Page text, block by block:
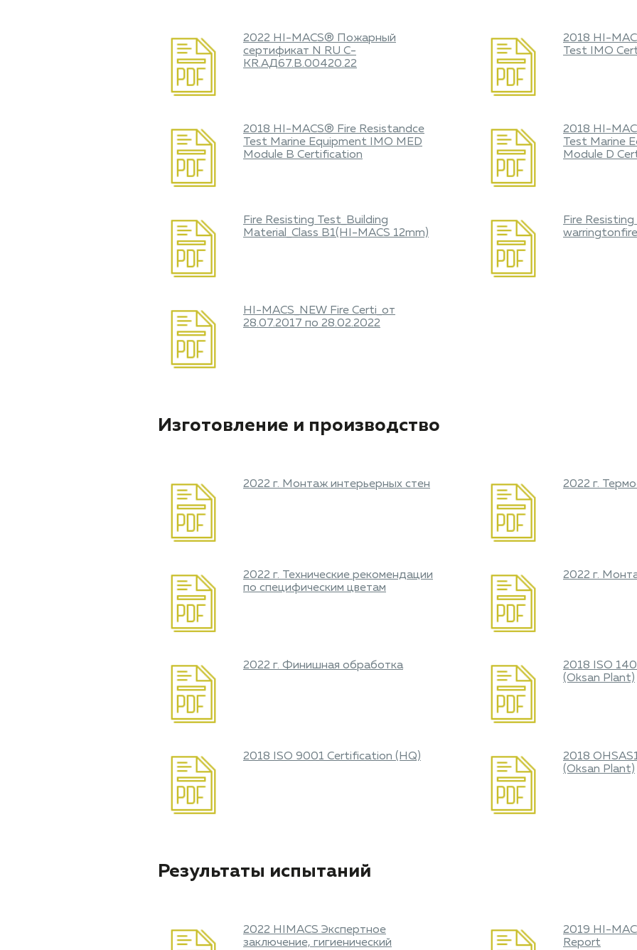
2022 HI-MACS® Пожарный
сертификат N RU С-
KR.АД67.В.00420.22
2018 HI-
Test IMO
2018 HI-MACS® Fire Resistandce
Test Marine Equipment IMO MED
Module B Certification
2018 HI-
Test Marine
Module D
Fire Resisting Test_Building
Material_Class B1(HI-MACS 12mm)
Fire
warringtonfire
HI-MACS_NEW Fire Certi_от
28.07.2017 по 28.02.2022
Изготовление и производство
2022 г. Монтаж интерьерных стен 2022 г.
2022 г. Технические рекомендации
по специфическим цветам
2022 г.
2022 г. Финишная обработка
2018 ISO
(Oksan Plant)
2018 ISO 9001 Certification (HQ)
2018
(Oksan Plant)
Результаты испытаний
2022 HIMACS Экспертное
заключение, гигиенический
2019 HI-
Report